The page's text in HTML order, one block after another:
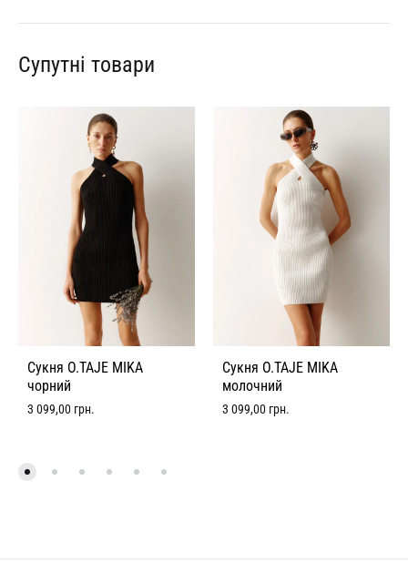
Супутні товари
Сукня O.TAJE MIKA
чорний
3 099,00 грн.
Сукня O.TAJE MIKA
молочний
3 099,00 грн.